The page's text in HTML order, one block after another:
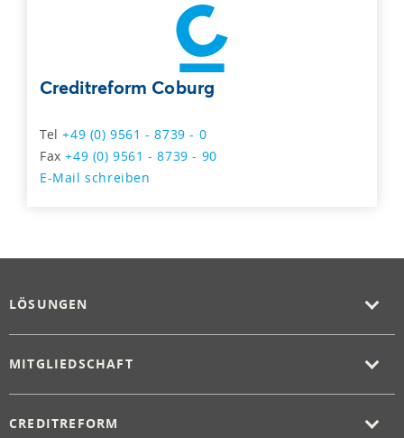
Creditreform Coburg
Tel+49 (0) 9561 - 8739 - 0
Fax+49 (0) 9561 - 8739 - 90
E-Mail schreiben
LÖSUNGEN
MITGLIEDSCHAFT
CREDITREFORM